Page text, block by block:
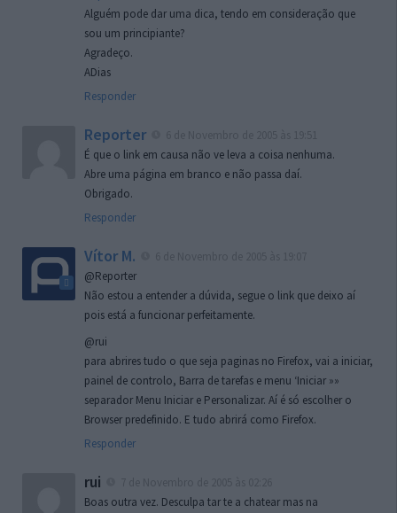
Alguém pode dar uma dica, tendo em consideração que
sou um principiante?
Agradeço.
ADias
Responder
Reporter
É que o link em causa não ve leva a coisa nenhuma.
Abre uma página em branco e não passa daí.
Obrigado.
Responder
Vítor M.
@Reporter
Não estou a entender a dúvida, segue o link que deixo aí
pois está a funcionar perfeitamente.
@rui
para abrires tudo o que seja paginas no Firefox, vai a iniciar,
painel de controlo, Barra de tarefas e menu ‘Iniciar »»
separador Menu Iniciar e Personalizar. Aí é só escolher o
Browser predefinido. E tudo abrirá como Firefox.
Responder
rui
Boas outra vez. Desculpa tar te a chatear mas na